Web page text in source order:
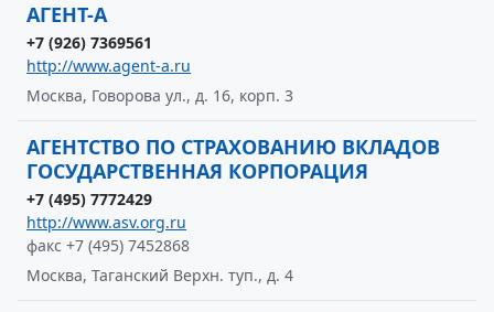
АГЕНТ-А
+7 (926) 7369561
http://www.agent-a.ru
Москва, Говорова ул., д. 16, корп. 3
АГЕНТСТВО ПО СТРАХОВАНИЮ ВКЛАДОВ
ГОСУДАРСТВЕННАЯ КОРПОРАЦИЯ
+7 (495) 7772429
http://www.asv.org.ru
факс +7 (495) 7452868
Москва, Таганский Верхн. туп., д. 4